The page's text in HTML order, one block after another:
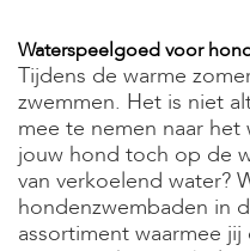
i
s
s
e
n
B
o
e
Waterspeelgoed voor
Tijdens de warme
zwemmen. Het is niet
mee te nemen naar
jouw hond toch op de
van verkoelend water?
hondenzwembaden in
assortiment waarmee